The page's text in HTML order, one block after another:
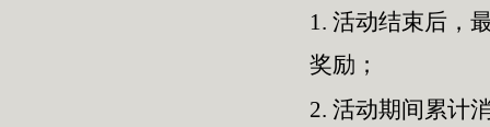
1. 活动结束后，
奖励；
2. 活动期间累计